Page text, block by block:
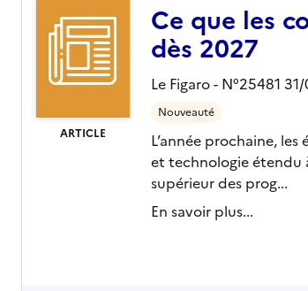
ARTICLE
Ce que les
dès 2027
Le Figaro - N°25481
Nouveauté
L’année prochaine,
et technologie étendu
supérieur des prog...
En savoir plus...